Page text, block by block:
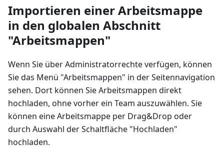
Importieren einer Arbeitsmappe
in den globalen Abschnitt
"Arbeitsmappen"
Wenn Sie über Administratorrechte verfügen, können
Sie das Menü "Arbeitsmappen" in der Seitennavigation
sehen. Dort können Sie Arbeitsmappen direkt
hochladen, ohne vorher ein Team auszuwählen. Sie
können eine Arbeitsmappe per Drag&Drop oder
durch Auswahl der Schaltfläche "Hochladen"
hochladen.